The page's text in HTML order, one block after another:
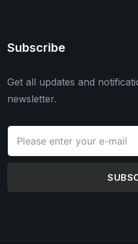
Subscribe
Get all updates and
newsletter.